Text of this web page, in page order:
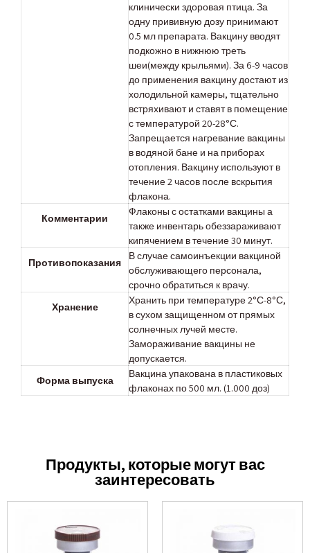
клинически здоровая птица. За
одну прививную дозу принимают
0.5 мл препарата. Вакцину вводят
подкожно в нижнюю треть
шеи(между крыльями). За 6-9 часов
до применения вакцину достают из
холодильной камеры, тщательно
встряхивают и ставят в помещение
с температурой 20-28°С.
Запрещается нагревание вакцины
в водяной бане и на приборах
отопления. Вакцину используют в
течение 2 часов после вскрытия
флакона.
Комментарии
Флаконы с остатками вакцины а
также инвентарь обеззараживают
кипячением в течение 30 минут.
Противопоказания
В случае самоинъекции вакциной
обслуживающего персонала,
срочно обратиться к врачу.
Хранение
Хранить при температуре 2°С-8°С,
в сухом защищенном от прямых
солнечных лучей месте.
Замораживание вакцины не
допускается.
Форма выпуска
Вакцина упакована в пластиковых
флаконах по 500 мл. (1.000 доз)
Продукты, которые могут вас
заинтересовать